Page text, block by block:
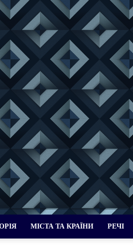
МІСТА ТА КРАЇНИ РЕЧІ